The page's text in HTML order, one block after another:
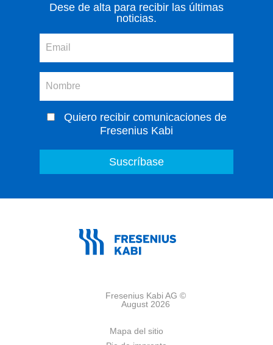
Dese de alta para recibir las últimas
noticias.
Quiero recibir comunicaciones de
Fresenius Kabi
Fresenius Kabi AG ©
August 2026
Mapa del sitio